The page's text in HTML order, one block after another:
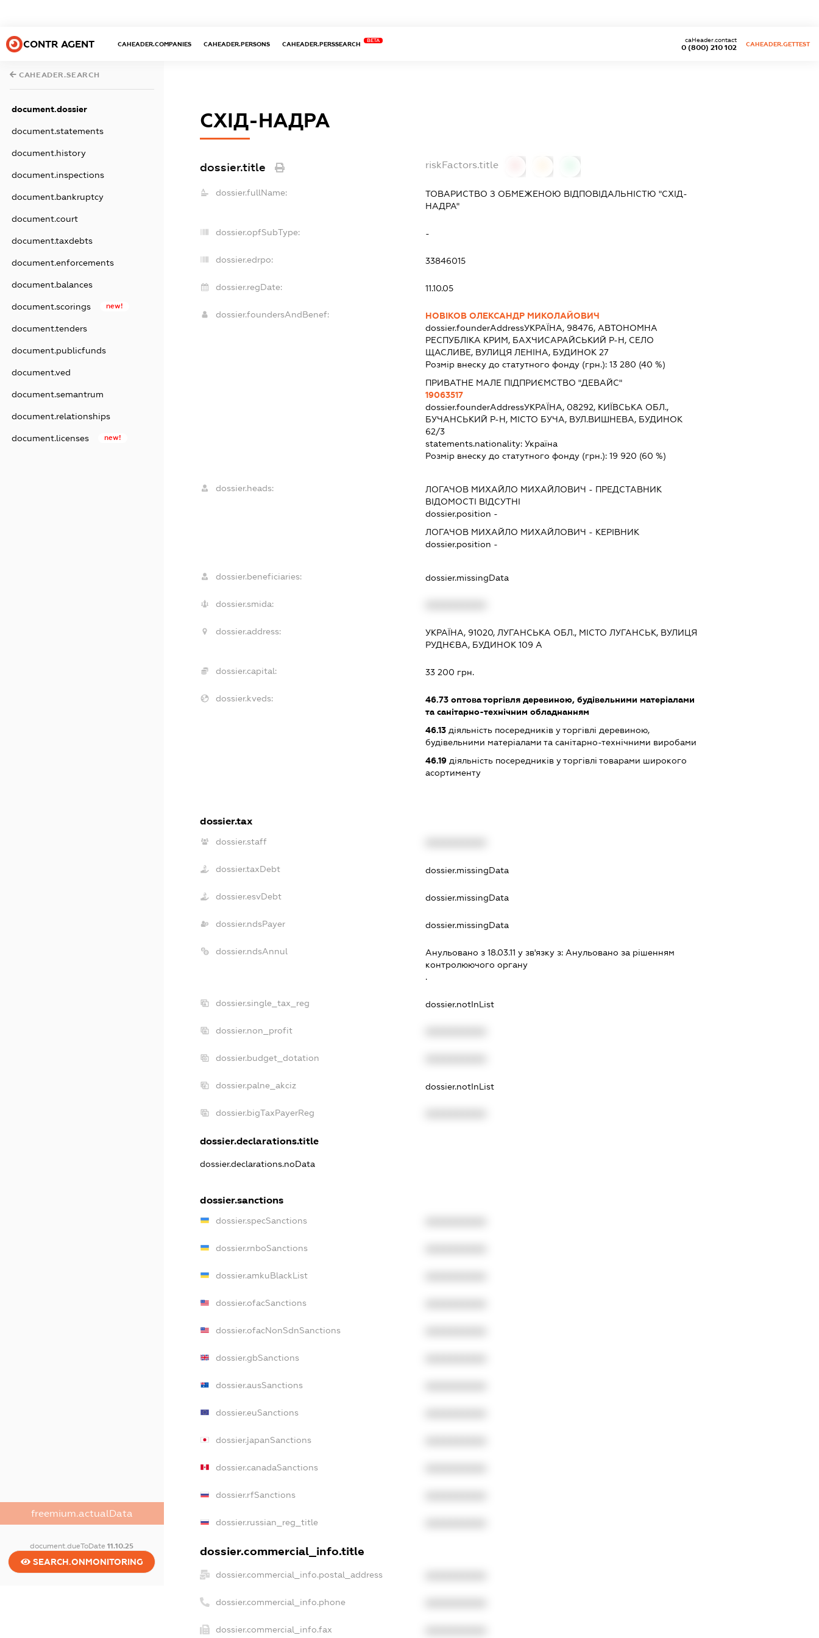
CONTR AGENT CAHEADER.COMPANIES CAHEADER.PERSONS CAHEADER.PERSSEARCH
BETA
0 (800) 210 102
caHeader.contact
CAHEADER.GETTEST
CAHEADER.SEARCH
document.dossier
document.statements
document.history
document.inspections
document.bankruptcy
document.court
document.taxdebts
document.enforcements
document.balances
document.scorings new!
document.tenders
document.publicfunds
document.ved
document.semantrum
document.relationships
document.licenses new!
freemium.actualData
document.dueToDate11.10.25
SEARCH.ONMONITORING
СХІД-НАДРА
dossier.title riskFactors.title
dossier.fullName:
ТОВАРИСТВО З ОБМЕЖЕНОЮ ВІДПОВІДАЛЬНІСТЮ "СХІД-
НАДРА"
dossier.opfSubType: -
dossier.edrpo: 33846015
dossier.regDate: 11.10.05
dossier.foundersAndBenef:
НОВІКОВ ОЛЕКСАНДР МИКОЛАЙОВИЧ
dossier.founderAddressУКРАЇНА, 98476, АВТОНОМНА
РЕСПУБЛІКА КРИМ, БАХЧИСАРАЙСЬКИЙ Р-Н, СЕЛО
ЩАСЛИВЕ, ВУЛИЦЯ ЛЕНІНА, БУДИНОК 27
Розмір внеску до статутного фонду (грн.):13 280 (40 %)
ПРИВАТНЕ МАЛЕ ПІДПРИЄМСТВО "ДЕВАЙС"
19063517
dossier.founderAddressУКРАЇНА, 08292, КИЇВСЬКА ОБЛ.,
БУЧАНСЬКИЙ Р-Н, МІСТО БУЧА, ВУЛ.ВИШНЕВА, БУДИНОК
62/3
statements.nationality:Україна
Розмір внеску до статутного фонду (грн.):19 920 (60 %)
dossier.heads: ЛОГАЧОВ МИХАЙЛО МИХАЙЛОВИЧ - ПРЕДСТАВНИК
ВІДОМОСТІ ВІДСУТНІ
dossier.position -
ЛОГАЧОВ МИХАЙЛО МИХАЙЛОВИЧ - КЕРІВНИК
dossier.position -
dossier.beneficiaries: dossier.missingData
dossier.smida:
dossier.address:
УКРАЇНА, 91020, ЛУГАНСЬКА ОБЛ., МІСТО ЛУГАНСЬК, ВУЛИЦЯ
РУДНЄВА, БУДИНОК 109 А
dossier.capital: 33 200 грн.
dossier.kveds: 46.73 оптова торгівля деревиною, будівельними матеріалами
та санітарно-технічним обладнанням
46.13 діяльність посередників у торгівлі деревиною,
будівельними матеріалами та санітарно-технічними виробами
46.19 діяльність посередників у торгівлі товарами широкого
асортименту
dossier.tax
dossier.staff
dossier.taxDebt dossier.missingData
dossier.esvDebt dossier.missingData
dossier.ndsPayer dossier.missingData
dossier.ndsAnnul Анульовано з 18.03.11 у зв'язку з: Анульовано за рiшенням
контролюючого органу
.
dossier.single_tax_reg dossier.notInList
dossier.non_profit
dossier.budget_dotation
dossier.palne_akciz dossier.notInList
dossier.bigTaxPayerReg
dossier.declarations.title
dossier.declarations.noData
dossier.sanctions
dossier.specSanctions
dossier.rnboSanctions
dossier.amkuBlackList
dossier.ofacSanctions
dossier.ofacNonSdnSanctions
dossier.gbSanctions
dossier.ausSanctions
dossier.euSanctions
dossier.japanSanctions
dossier.canadaSanctions
dossier.rfSanctions
dossier.russian_reg_title
dossier.commercial_info.title
dossier.commercial_info.postal_address
dossier.commercial_info.phone
dossier.commercial_info.fax